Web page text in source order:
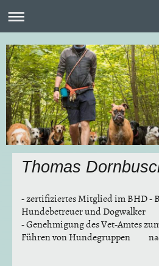
Thomas
- zertifiziertes Mitglied im BHD -
Hundebetreuer und Dogwalker
- Genehmigung des Vet-Amtes
Führen von Hundegruppen